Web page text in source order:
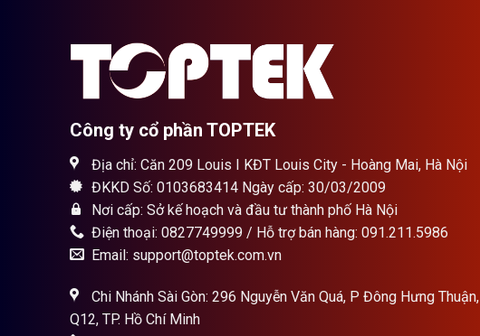
Công ty cổ phần TOPTEK
Địa chỉ: Căn 209 Louis I KĐT Louis City - Hoàng Mai, Hà Nội
ĐKKD Số: 0103683414 Ngày cấp: 30/03/2009
Nơi cấp: Sở kế hoạch và đầu tư thành phố Hà Nội
Điện thoại: 0827749999 / Hỗ trợ bán hàng: 091.211.5986
Email: support@toptek.com.vn
Chi Nhánh Sài Gòn: 296 Nguyễn Văn Quá, P Đông Hưng Thuận,
Q12, TP. Hồ Chí Minh